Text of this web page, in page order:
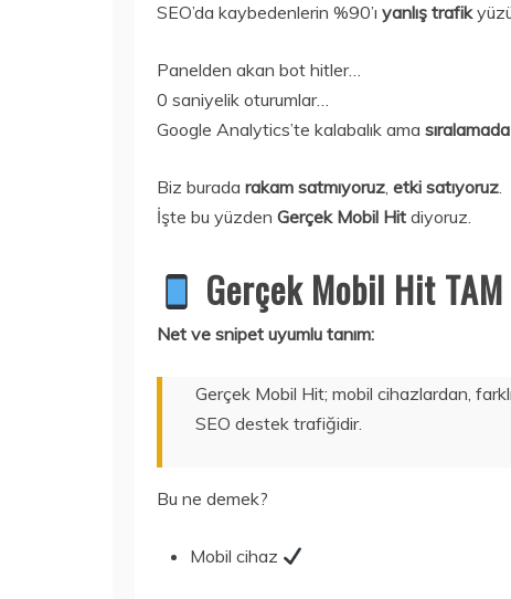
SEO’da kaybedenlerin %90’ı yanlış trafik
Panelden akan bot hitler…
0 saniyelik oturumlar…
Google Analytics’te kalabalık ama
Biz burada rakam satmıyoruz, etki satıyoruz.
İşte bu yüzden Gerçek Mobil Hit diyoruz.
Gerçek Mobil Hit
Net ve snipet uyumlu tanım:
Gerçek Mobil Hit; mobil cihazlardan,
SEO destek trafiğidir.
Bu ne demek?
Mobil cihaz